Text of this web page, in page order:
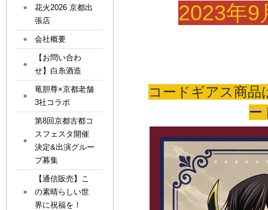
2023年9
コードギアス商
ー
花火2026 京都出
張店
会社概要
【お問い合わ
せ】白糸酒造
竜胆尊×京都老舗
3社コラボ
第8回京都古都コ
スフェスタ開催
決定&出演グルー
プ募集
【通信販売】こ
の素晴らしい世
界に祝福を！